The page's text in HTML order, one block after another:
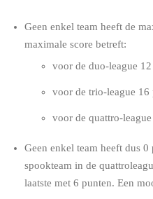
Geen enkel team heeft de
maximale score betreft:
voor de duo-league
voor de trio-league 16
voor de quattro-
Geen enkel team heeft dus
spookteam in de
laatste met 6 punten. Een